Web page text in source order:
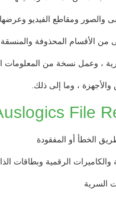
والصور ومقاطع الفيديو
من الأقسام المحذوفة
، وعمل نسخة من المعلومات
، وما إلى ذلك.
الخطأ أو المفقودة
الرقمية وبطاقات
السرية